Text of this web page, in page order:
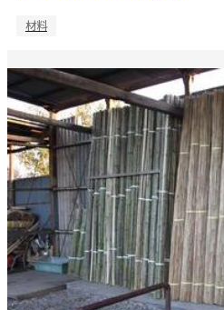
材料